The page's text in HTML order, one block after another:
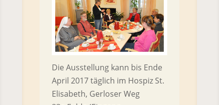
Die Ausstellung kann bis Ende
April 2017 täglich im Hospiz St.
Elisabeth, Gerloser Weg